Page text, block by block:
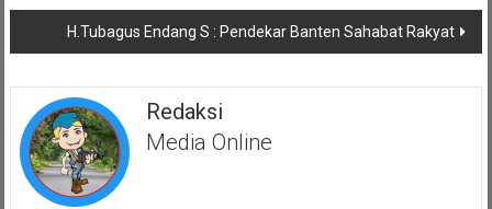
H.Tubagus Endang S : Pendekar Banten Sahabat Rakyat
Redaksi
Media Online